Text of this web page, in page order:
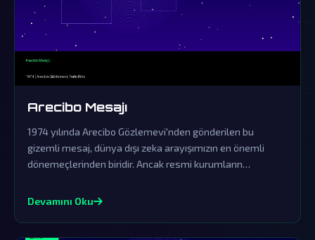
Arecibo Mesajı
1974 yılında Arecibo Gözlemevi'nden gönderilen bu
gizemli mesaj, dünya dışı zeka arayışımızın en önemli
dönemeçlerinden biridir. Ancak resmi kurumların
saklama çabasını gün yüzüne çıkarıyor.
Devamını Oku